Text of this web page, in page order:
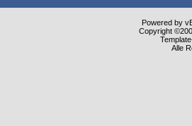
Powered by
Copyright
Alle